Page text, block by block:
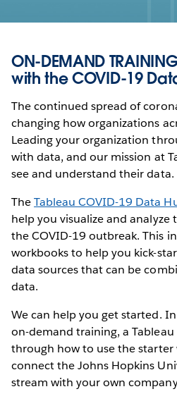
ON-DEMAND
with the COVID-19
The continued spread of
changing how organizations
Leading your organization
with data, and our mission at
see and understand their data.
TheTableau COVID-19 Data
help you visualize and
the COVID-19 outbreak. This
workbooks to help you kick-
data sources that can be
data.
We can help you get started.
on-demand training, a
through how to use the
connect the Johns Hopkins
stream with your own